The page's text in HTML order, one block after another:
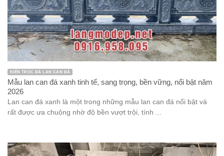
KIẾN TRÚC ĐÁ LAN CAN ĐÁ
Mẫu lan can đá xanh tinh tế, sang trọng, bền vững, nổi bật năm
2026
Lan can đá xanh là một trong những mẫu lan can đá nổi bật và
rất được ưa chuộng nhờ độ bền vượt trội, tính ...